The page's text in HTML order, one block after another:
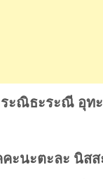
ะณิธะระณี อุท
ะนะตะละ นิสส